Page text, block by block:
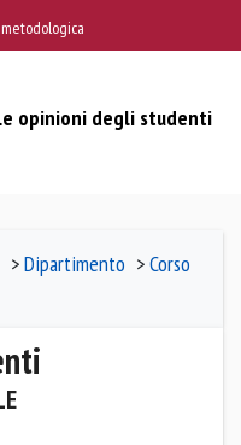
opinioni degli studenti
>Dipartimento >Corso